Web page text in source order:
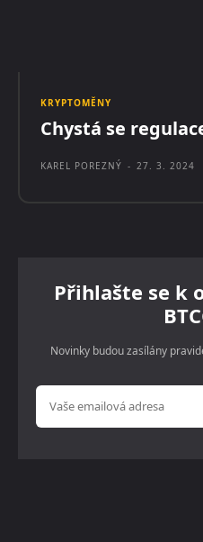
KRYPTOMĚNY
Chystá se
KAREL POREZNÝ - 27. 3. 2024
Přihlašte se k
Novinky budou zasílány